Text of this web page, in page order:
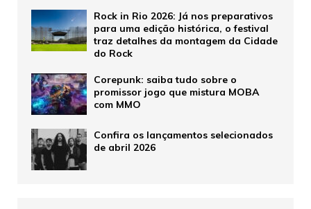
Rock in Rio 2026: Já nos preparativos
para uma edição histórica, o festival
traz detalhes da montagem da Cidade
do Rock
Corepunk: saiba tudo sobre o
promissor jogo que mistura MOBA
com MMO
Confira os lançamentos selecionados
de abril 2026